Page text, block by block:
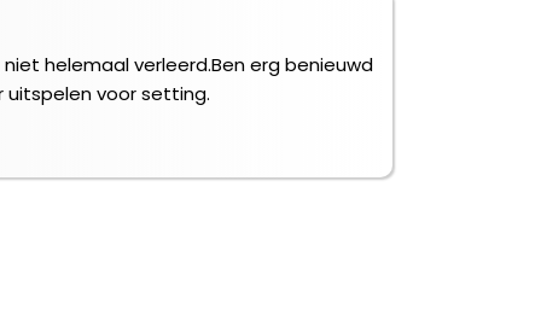
helemaal verleerd.Ben erg benieuwd
uitspelen voor setting.